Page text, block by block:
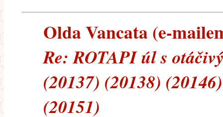
Olda Vancata (e-
Re: ROTAPI úl s
(20137) (20138)
(20151)